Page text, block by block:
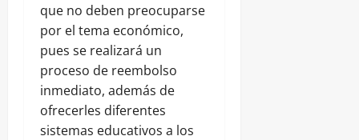
que no deben preocuparse
por el tema económico,
pues se realizará un
proceso de reembolso
inmediato, además de
ofrecerles diferentes
sistemas educativos a los